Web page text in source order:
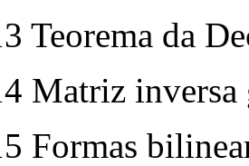
Teorema da
Matriz inversa
Formas